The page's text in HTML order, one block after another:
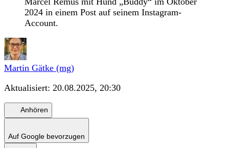
2024 in einem Post auf seinem Instagram-
Account.
Martin Gätke (mg)
Aktualisiert: 20.08.2025, 20:30
Anhören
Auf Google bevorzugen